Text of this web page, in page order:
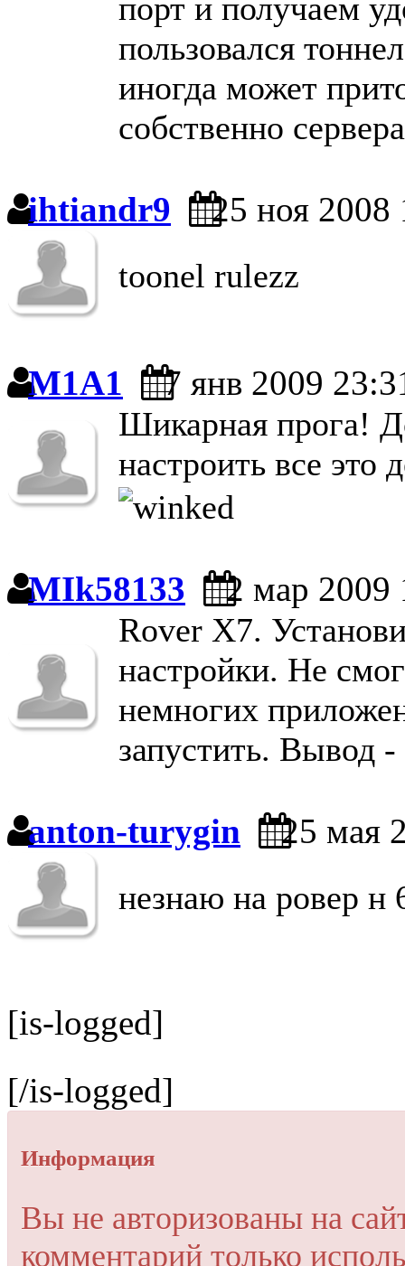
порт и получаем
пользовался
иногда может
собственно
ihtiandr9 25 ноя 2008
toonel rulezz
M1A1 7 янв 2009
Шикарная прога!
настроить все это
MIk58133 2 мар 2009
Rover X7.
настройки. Не
немногих
запустить. Вывод
anton-turygin 25 мая
незнаю на ровер н
[is-logged]
[/is-logged]
Информация
Вы не авторизованы на
комментарий только